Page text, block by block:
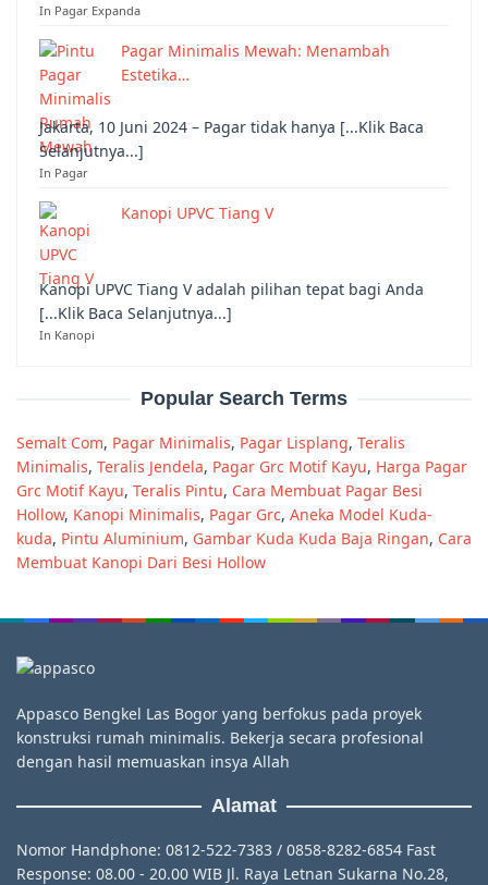
In Pagar Expanda
Pagar Minimalis Mewah: Menambah
Estetika…
Jakarta, 10 Juni 2024 – Pagar tidak hanya [...Klik Baca
Selanjutnya...]
In Pagar
Kanopi UPVC Tiang V
Kanopi UPVC Tiang V adalah pilihan tepat bagi Anda
[...Klik Baca Selanjutnya...]
In Kanopi
Popular Search Terms
Semalt Com, Pagar Minimalis, Pagar Lisplang, Teralis
Minimalis, Teralis Jendela, Pagar Grc Motif Kayu, Harga Pagar
Grc Motif Kayu, Teralis Pintu, Cara Membuat Pagar Besi
Hollow, Kanopi Minimalis, Pagar Grc, Aneka Model Kuda-
kuda, Pintu Aluminium, Gambar Kuda Kuda Baja Ringan, Cara
Membuat Kanopi Dari Besi Hollow
Appasco Bengkel Las Bogor yang berfokus pada proyek
konstruksi rumah minimalis. Bekerja secara profesional
dengan hasil memuaskan insya Allah
Alamat
Nomor Handphone: 0812-522-7383 / 0858-8282-6854 Fast
Response: 08.00 - 20.00 WIB Jl. Raya Letnan Sukarna No.28,